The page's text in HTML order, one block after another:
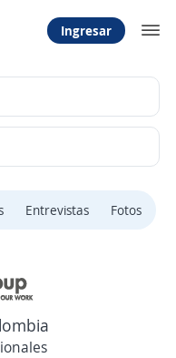
Ingresar
Entrevistas Fotos